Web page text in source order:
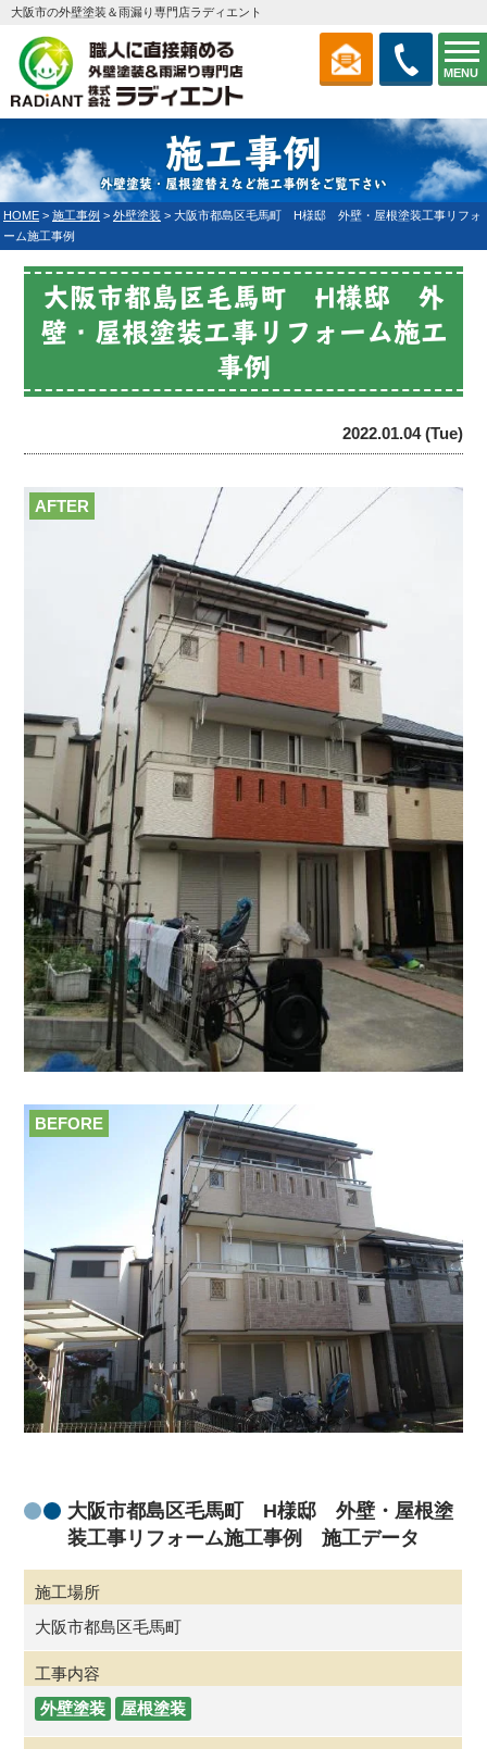
MENU
大阪市の外壁塗装＆雨漏り専門店ラディエント
施工事例
外壁塗装・屋根塗替えなど施工事例をご覧下さい
HOME > 施工事例 > 外壁塗装 > 大阪市都島区毛馬町 H様邸 外壁・屋根塗装工事リフォ
ーム施工事例
大阪市都島区毛馬町 H様邸 外
壁・屋根塗装工事リフォーム施工
事例
2022.01.04 (Tue)
AFTER
BEFORE
大阪市都島区毛馬町 H様邸 外壁・屋根塗
装工事リフォーム施工事例 施工データ
施工場所
大阪市都島区毛馬町
工事内容
外壁塗装
屋根塗装